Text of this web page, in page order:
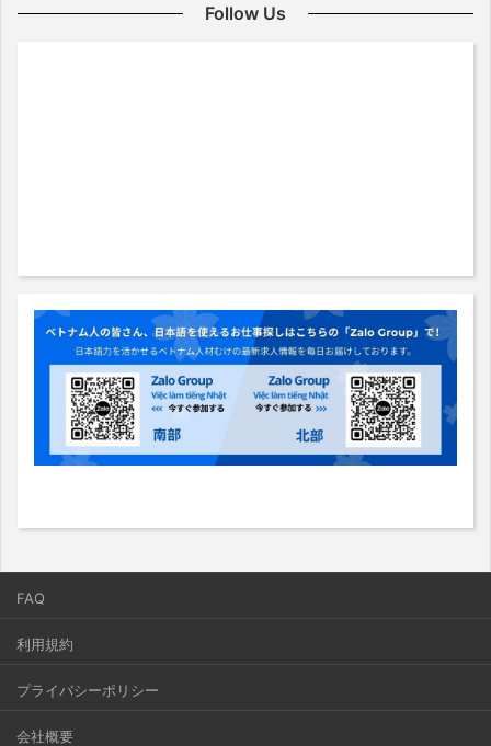
Follow Us
FAQ
利用規約
プライバシーポリシー
会社概要